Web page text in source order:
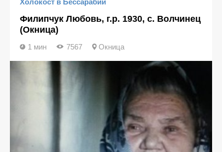
Холокост в Бессарабии
Филипчук Любовь, г.р. 1930, с. Волчинец
(Окница)
1 мин 7567 Окница